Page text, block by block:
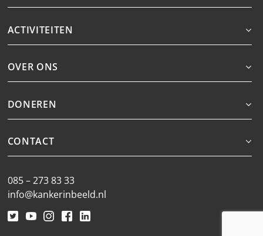
ACTIVITEITEN
OVER ONS
DONEREN
CONTACT
085 – 273 83 33
info@kankerinbeeld.nl